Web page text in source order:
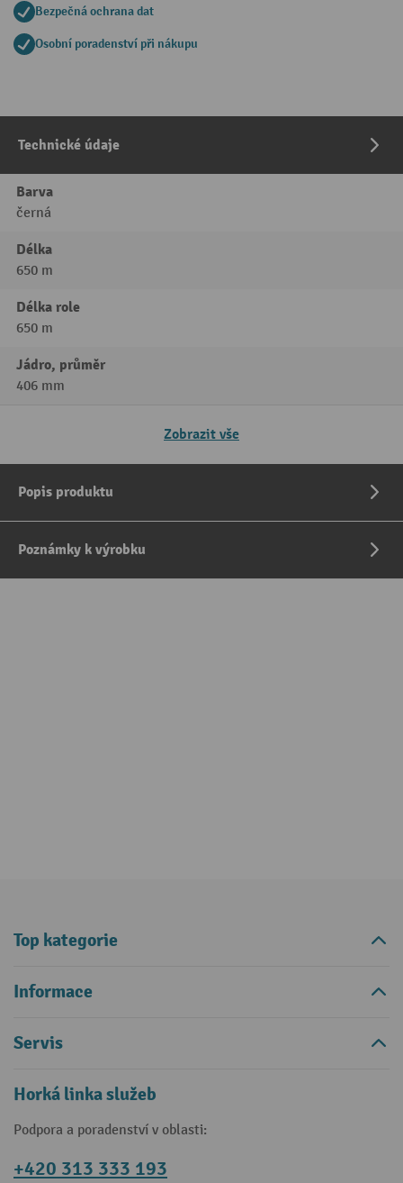
Bezpečná ochrana dat
Osobní poradenství při nákupu
Technické údaje
Barva
černá
Délka
650 m
Délka role
650 m
Jádro, průměr
406 mm
Zobrazit vše
Popis produktu
Poznámky k výrobku
Top kategorie
Informace
Servis
Horká linka služeb
Podpora a poradenství v oblasti:
+420 313 333 193